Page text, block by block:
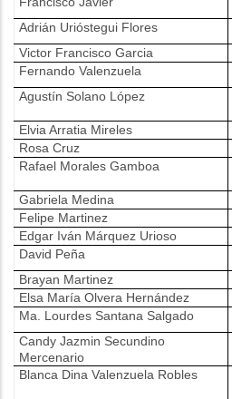
Adrián Urióstegui Flores
Victor Francisco Garcia
Fernando Valenzuela
Agustín Solano López
Elvia Arratia Mireles
Rosa Cruz
Rafael Morales Gamboa
Gabriela Medina
Felipe Martinez
Edgar Iván Márquez Urioso
David Peña
Brayan Martinez
Elsa María Olvera Hernández
Ma. Lourdes Santana Salgado
Candy Jazmin Secundino
Mercenario
Blanca Dina Valenzuela Robles